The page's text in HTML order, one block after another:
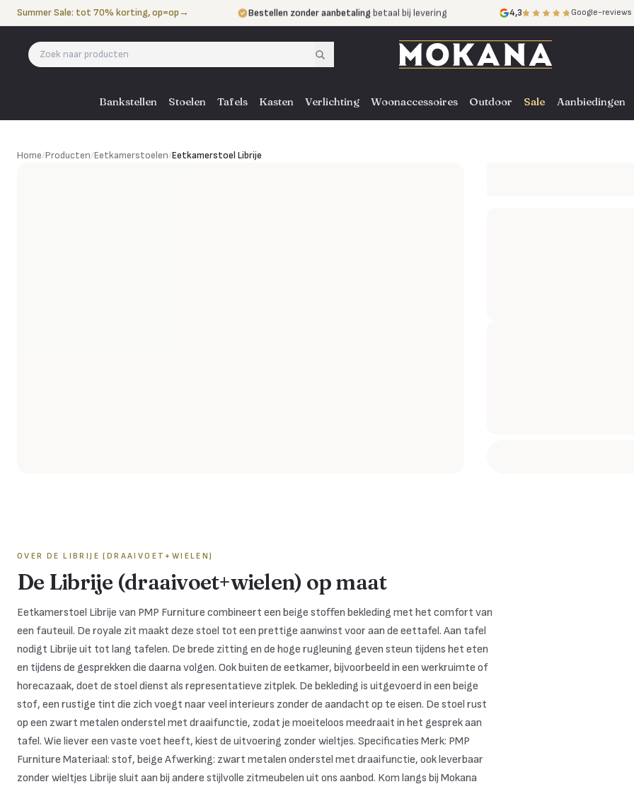
Naar de inhoud
Summer Sale: tot 70% korting, op=op→ Bestellen zonder aanbetaling betaal bij levering
Eigen bezorgdienst door heel NL, BE en DE
4,3 Google-reviews
Bankstellen Stoelen Tafels Kasten Verlichting Woonaccessoires Outdoor Sale Aanbiedingen
Eetkamerstoel Librije
Home/Producten/Eetkamerstoelen/Eetkamerstoel Librije
OVER DE LIBRIJE (DRAAIVOET+WIELEN)
De Librije (draaivoet+wielen) op maat
Eetkamerstoel Librije van PMP Furniture combineert een beige stoffen bekleding met het comfort van
een fauteuil. De royale zit maakt deze stoel tot een prettige aanwinst voor aan de eettafel. Aan tafel
nodigt Librije uit tot lang tafelen. De brede zitting en de hoge rugleuning geven steun tijdens het eten
en tijdens de gesprekken die daarna volgen. Ook buiten de eetkamer, bijvoorbeeld in een werkruimte of
horecazaak, doet de stoel dienst als representatieve zitplek. De bekleding is uitgevoerd in een beige
stof, een rustige tint die zich voegt naar veel interieurs zonder de aandacht op te eisen. De stoel rust
op een zwart metalen onderstel met draaifunctie, zodat je moeiteloos meedraait in het gesprek aan
tafel. Wie liever een vaste voet heeft, kiest de uitvoering zonder wieltjes. Specificaties Merk: PMP
Furniture Materiaal: stof, beige Afwerking: zwart metalen onderstel met draaifunctie, ook leverbaar
zonder wieltjes Librije sluit aan bij andere stijlvolle zitmeubelen uit ons aanbod. Kom langs bij Mokana